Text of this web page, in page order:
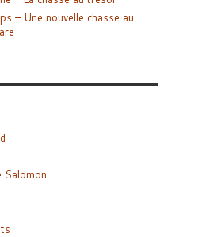
– Une nouvelle chasse au
Salomon